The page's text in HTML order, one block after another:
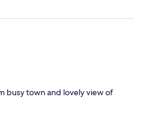
busy town and lovely view of